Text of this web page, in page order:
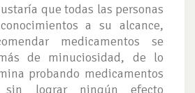
que todas las personas
a su alcance,
medicamentos se
de minuciosidad, de lo
probando medicamentos
sin lograr ningún efecto